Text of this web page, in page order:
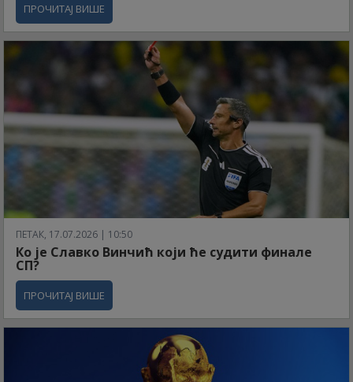
ПРОЧИТАЈ ВИШЕ
ПЕТАК, 17.07.2026 | 10:50
Ко је Славко Винчић који ће судити финале
СП?
ПРОЧИТАЈ ВИШЕ